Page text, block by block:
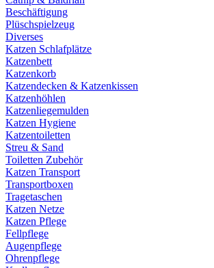
Beschäftigung
Plüschspielzeug
Diverses
Katzen Schlafplätze
Katzenbett
Katzenkorb
Katzendecken & Katzenkissen
Katzenhöhlen
Katzenliegemulden
Katzen Hygiene
Katzentoiletten
Streu & Sand
Toiletten Zubehör
Katzen Transport
Transportboxen
Tragetaschen
Katzen Netze
Katzen Pflege
Fellpflege
Augenpflege
Ohrenpflege